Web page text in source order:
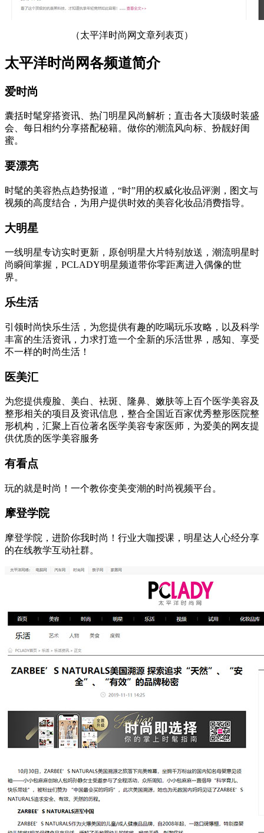
（太平洋时尚网文章列表页）
太平洋时尚网各频道简介
爱时尚
囊括时髦穿搭资讯、热门明星风尚解析；直击各大顶级时装盛
会、每日相约分享搭配秘籍。做你的潮流风向标、扮靓好闺
蜜。
要漂亮
时髦的美容热点趋势报道，“时”用的权威化妆品评测，图文与
视频的高度结合，为用户提供时效的美容化妆品消费指导。
大明星
一线明星专访实时更新，原创明星大片特别放送，潮流明星时
尚瞬间掌握，PCLADY明星频道带你零距离进入偶像的世
界。
乐生活
引领时尚快乐生活，为您提供有趣的吃喝玩乐攻略，以及科学
丰富的生活资讯，力求打造一个全新的乐活世界，感知、享受
不一样的时尚生活！
医美汇
为您提供瘦脸、美白、袪斑、隆鼻、嫩肤等上百个医学美容及
整形相关的项目及资讯信息，整合全国近百家优秀整形医院整
形机构，汇聚上百位著名医学美容专家医师，为爱美的网友提
供优质的医学美容服务
有看点
玩的就是时尚！一个教你变美变潮的时尚视频平台。
摩登学院
摩登学院，进阶你我时尚！行业大咖授课，明星达人心经分享
的在线教学互动社群。